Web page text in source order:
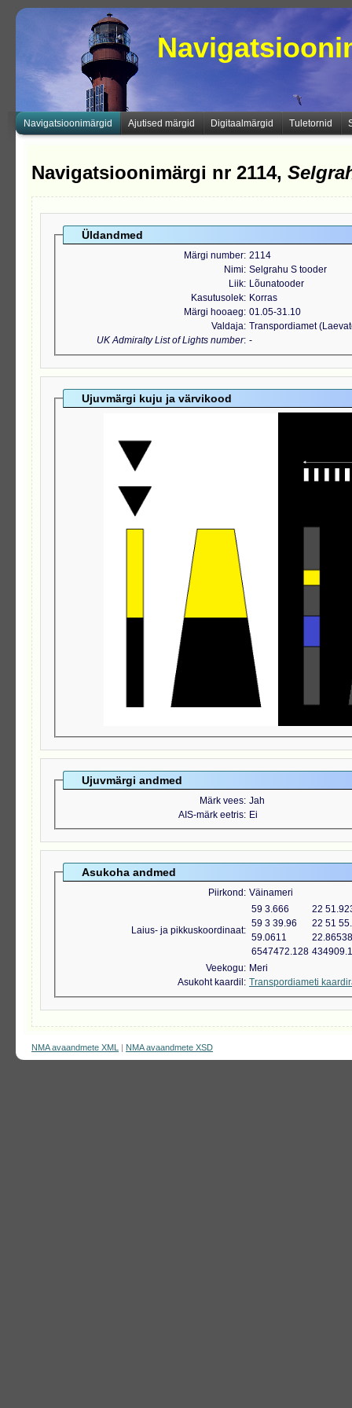
Navigatsioonimärgid Ajutised märgid Digitaalmärgid Tuletornid
Navigatsioonimärgi nr 2114,
Üldandmed
Märgi number 2114
Nimi Selgrahu S tooder
Liik
Lõunatooder
Kasutusolek
Korras
Märgi hooaeg 01.05-31.10
Valdaja Transpordiamet
UK Admiralty List of Lights number -
Ujuvmärgi kuju ja värvikood
Ujuvmärgi andmed
Märk vees Jah
AIS-märk eetris Ei
Asukoha andmed
Piirkond Väinameri
Laius- ja pikkuskoordinaat
59 3.666
22
59 3 39.96
22 51
59.0611
6547472.128
Veekogu
Meri
Asukoht kaardil
Transpordiameti
NMA avaandmete XML | NMA avaandmete XSD